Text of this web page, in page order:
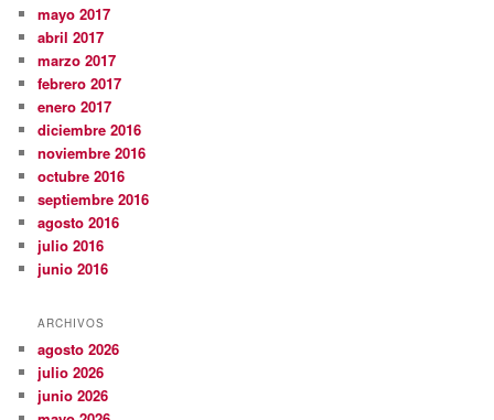
mayo 2017
abril 2017
marzo 2017
febrero 2017
enero 2017
diciembre 2016
noviembre 2016
octubre 2016
septiembre 2016
agosto 2016
julio 2016
junio 2016
ARCHIVOS
agosto 2026
julio 2026
junio 2026